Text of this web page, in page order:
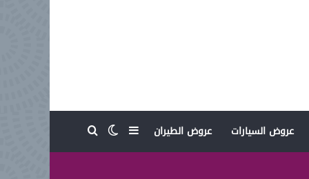
عروض السيارات عروض الطيران إضافة عمود جانبي
الوضع المظلم
بحث عن